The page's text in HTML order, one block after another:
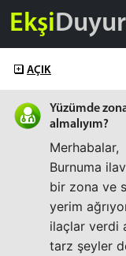
Ekşi
AÇIK
Yüzümde
almalıyım?
Merhabalar,
Burnuma
bir zona ve
yerim
ilaçlar verdi
tarz şeyler